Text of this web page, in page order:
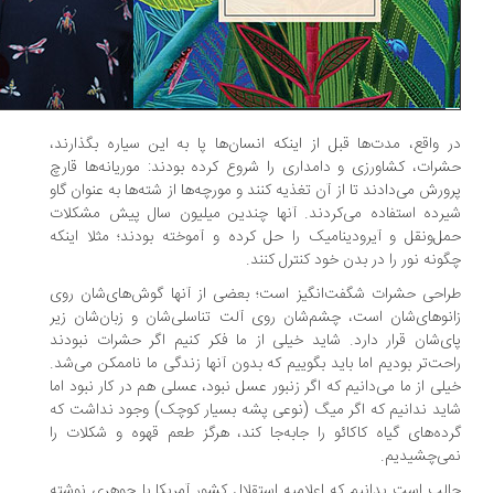
واقع، مدت‌ها قبل از اینکه انسان‌ها پا به این سیاره بگذارند،
کشاورزی و دامداری را شروع کرده بودند: موریانه‌ها قارچ
می‌دادند تا از آن تغذیه کنند و مورچه‌ها از شته‌ها به عنوان گاو
استفاده می‌کردند. آنها چندین میلیون سال پیش مشکلات
و آیرودینامیک را حل کرده و آموخته بودند؛ مثلا اینکه
نور را در بدن خود کنترل کنند.
حشرات شگفت‌انگیز است؛ بعضی از آنها گوش‌های‌شان روی
است، چشم‌شان روی آلت تناسلی‌شان و زبان‌شان زیر
قرار دارد. شاید خیلی از ما فکر کنیم اگر حشرات نبودند
بودیم اما باید بگوییم که بدون آنها زندگی ما ناممکن می‌شد.
از ما می‌دانیم که اگر زنبور عسل نبود، عسلی هم در کار نبود‌ اما
ندانیم که اگر میگ (نوعی پشه بسیار کوچک) وجود نداشت که
گیاه کاکائو را جابه‌جا کند، هرگز طعم قهوه و شکلات را